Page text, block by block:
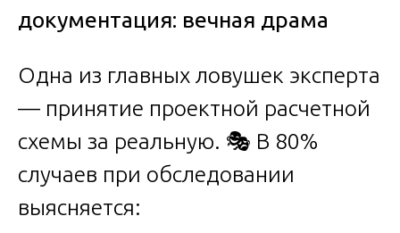
документация: вечная драма
Одна из главных ловушек эксперта
— принятие проектной расчетной
схемы за реальную. 🎭 В 80%
случаев при обследовании
выясняется: